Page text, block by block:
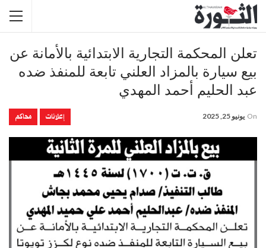
تعلن المحكمة التجارية الابتدائية بالأمانة عن
بيع سيارة بالمزاد العلني تابعة للمنفذ ضده
عبد الحليم أحمد المهدي
إعلانات محاكم On يونيو 25, 2025